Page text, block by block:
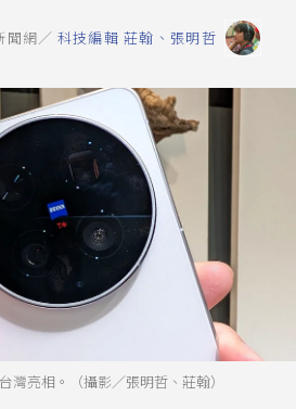
聞網／ 科技編輯 莊翰、張明哲
灣亮相。（攝影／張明哲、莊翰）